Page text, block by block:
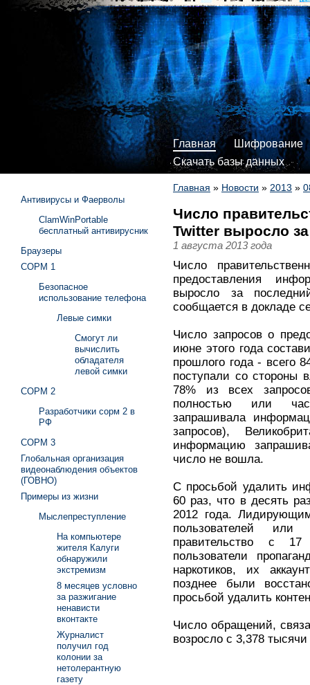
Главная
Шифрование
Скачать базы данных
Главная » Новости » 2013 »
Число
Twitter выросло
1 августа 2013 года
Число
предоставления
выросло за
сообщается в докладе
Число запросов о
июне этого года
прошлого года - всего
поступали со
78% из всех
полностью или
запрашивала
запросов),
информацию
число не вошла.
С просьбой удалить
60 раз, что в десять
2012 года.
пользователей или
правительство с
пользователи
наркотиков, их
позднее были
просьбой удалить
Число обращений,
возросло с 3,378
Антивирусы и Фаерволы
ClamWinPortable
бесплатный антивирусник
Браузеры
СОРМ 1
Безопасное
использование телефона
Левые симки
Смогут ли
вычислить
обладателя
левой симки
СОРМ 2
Разработчики сорм 2 в
РФ
СОРМ 3
Глобальная организация
видеонаблюдения объектов
(ГОВНО)
Примеры из жизни
Мыслепреступление
На компьютере
жителя Калуги
обнаружили
экстремизм
8 месяцев условно
за разжигание
ненависти
вконтакте
Журналист
получил год
колонии за
нетолерантную
газету